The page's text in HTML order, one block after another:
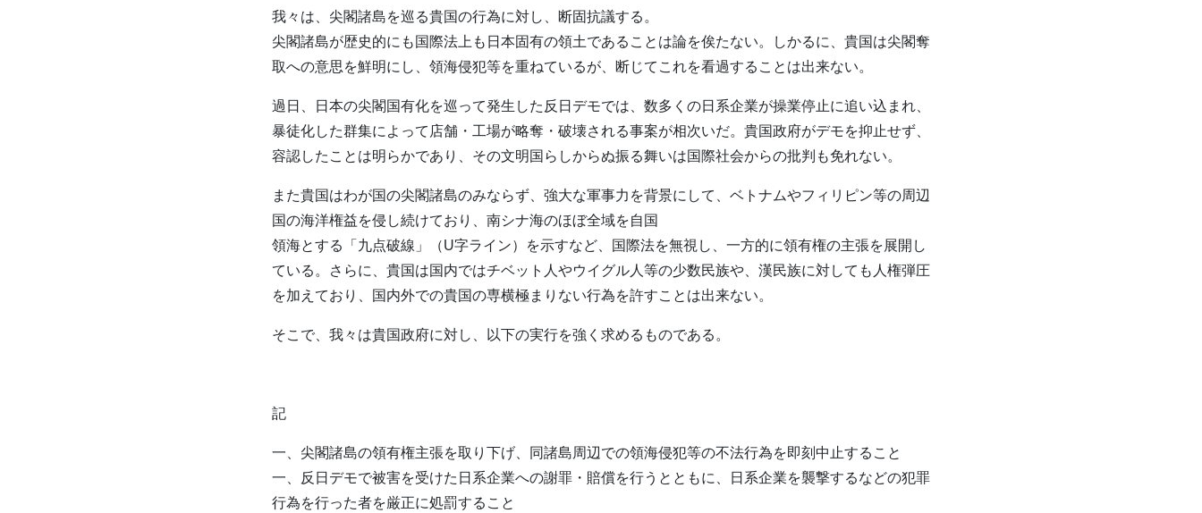
我々は、尖閣諸島を巡る貴国の行為に対し、断固抗議する。
尖閣諸島が歴史的にも国際法上も日本固有の領土であることは論を俟たない。しかるに、貴国は尖閣奪
取への意思を鮮明にし、領海侵犯等を重ねているが、断じてこれを看過することは出来ない。
過日、日本の尖閣国有化を巡って発生した反日デモでは、数多くの日系企業が操業停止に追い込まれ、
暴徒化した群集によって店舗・工場が略奪・破壊される事案が相次いだ。貴国政府がデモを抑止せず、
容認したことは明らかであり、その文明国らしからぬ振る舞いは国際社会からの批判も免れない。
また貴国はわが国の尖閣諸島のみならず、強大な軍事力を背景にして、ベトナムやフィリピン等の周辺
国の海洋権益を侵し続けており、南シナ海のほぼ全域を自国
領海とする「九点破線」（U字ライン）を示すなど、国際法を無視し、一方的に領有権の主張を展開し
ている。さらに、貴国は国内ではチベット人やウイグル人等の少数民族や、漢民族に対しても人権弾圧
を加えており、国内外での貴国の専横極まりない行為を許すことは出来ない。
そこで、我々は貴国政府に対し、以下の実行を強く求めるものである。
記
一、尖閣諸島の領有権主張を取り下げ、同諸島周辺での領海侵犯等の不法行為を即刻中止すること
一、反日デモで被害を受けた日系企業への謝罪・賠償を行うとともに、日系企業を襲撃するなどの犯罪
行為を行った者を厳正に処罰すること